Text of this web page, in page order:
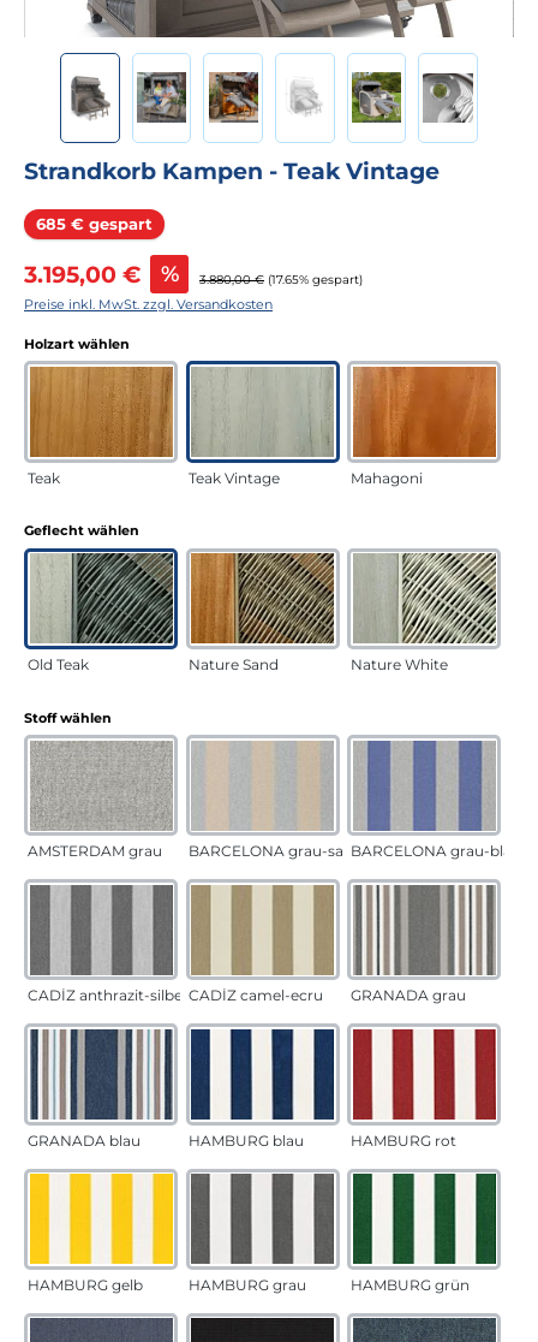
Strandkorb Kampen - Teak Vintage
685 € gespart Rabatt
Verkaufspreis:
3.195,00 € % Regulärer Preis:
3.880,00 € (17.65% gespart)
Preise inkl. MwSt. zzgl. Versandkosten
Holzart wählen
Teak Teak Vintage Mahagoni
Geflecht wählen
Old Teak Nature Sand Nature White
Stoff wählen
AMSTERDAM grau BARCELONA grau-sandBARCELONA grau-blau
CADÍZ anthrazit-silber CADÍZ camel-ecru GRANADA grau
GRANADA blau HAMBURG blau HAMBURG rot
HAMBURG gelb HAMBURG grau HAMBURG grün